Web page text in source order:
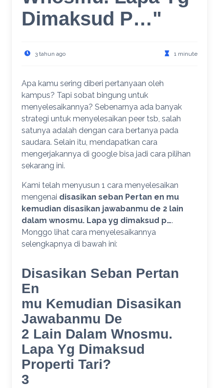
Dimaksud P…"
3 tahun ago 1 minute
Apa kamu sering diberi pertanyaan oleh
kampus? Tapi sobat bingung untuk
menyelesaikannya? Sebenarnya ada banyak
strategi untuk menyelesaikan peer tsb, salah
satunya adalah dengan cara bertanya pada
saudara. Selain itu, mendapatkan cara
mengerjakannya di google bisa jadi cara pilihan
sekarang ini.
Kami telah menyusun 1 cara menyelesaikan
mengenai disasikan seban Pertan en mu
kemudian disasikan jawabanmu de 2 lain
dalam wnosmu. Lapa yg dimaksud p….
Monggo lihat cara menyelesaikannya
selengkapnya di bawah ini:
Disasikan Seban Pertan
En
mu Kemudian Disasikan
Jawabanmu De
2 Lain Dalam Wnosmu.
Lapa Yg Dimaksud
Properti Tari?
3​